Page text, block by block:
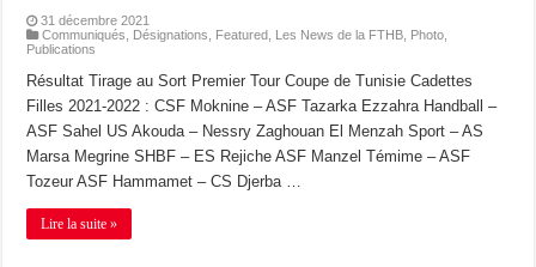
31 décembre 2021
Communiqués
Désignations Featured Les News de la FTHB Photo
Publications
Résultat Tirage au Sort Premier Tour Coupe de Tunisie Cadettes
Filles 2021-2022 : CSF Moknine – ASF Tazarka Ezzahra Handball –
ASF Sahel US Akouda – Nessry Zaghouan El Menzah Sport – AS
Marsa Megrine SHBF – ES Rejiche ASF Manzel Témime – ASF
Tozeur ASF Hammamet – CS Djerba …
Lire la suite »